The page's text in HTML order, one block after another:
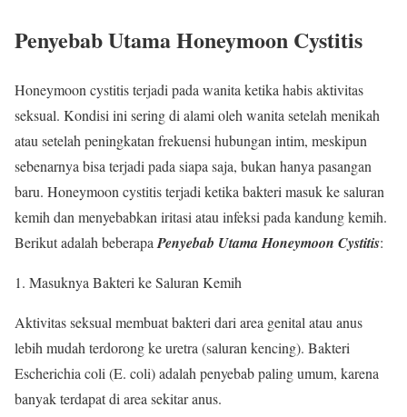
Penyebab Utama Honeymoon Cystitis
Honeymoon cystitis terjadi pada wanita ketika habis aktivitas
seksual. Kondisi ini sering di alami oleh wanita setelah menikah
atau setelah peningkatan frekuensi hubungan intim, meskipun
sebenarnya bisa terjadi pada siapa saja, bukan hanya pasangan
baru. Honeymoon cystitis terjadi ketika bakteri masuk ke saluran
kemih dan menyebabkan iritasi atau infeksi pada kandung kemih.
Berikut adalah beberapa Penyebab Utama Honeymoon Cystitis:
Masuknya Bakteri ke Saluran Kemih
Aktivitas seksual membuat bakteri dari area genital atau anus
lebih mudah terdorong ke uretra (saluran kencing). Bakteri
Escherichia coli (E. coli) adalah penyebab paling umum, karena
banyak terdapat di area sekitar anus.